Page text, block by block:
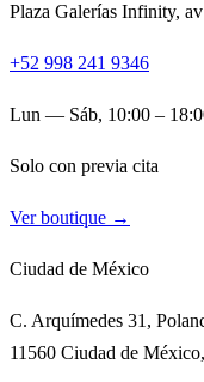
Plaza Galerías Infinity,
+52 998 241 9346
Lun — Sáb, 10:00 –
Solo con previa cita
Ver boutique →
Ciudad de México
C. Arquímedes 31,
11560 Ciudad de